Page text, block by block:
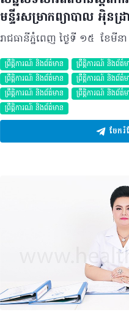
មន្ទីរសម្រាកព្យាបាល អុិនដ្រា
ព្រឹត្តិការណ៍ និងព័ត៌មាន ព្រឹត្តិការណ៍ និងព័ត៌ម
ព្រឹត្តិការណ៍ និងព័ត៌មាន
ព្រឹត្តិការណ៍ និងព័ត៌ម
ព្រឹត្តិការណ៍ និងព័ត៌មាន
ព្រឹត្តិការណ៍ និងព័ត៌ម
ព្រឹត្តិការណ៍ និងព័ត៌មាន
ចែក